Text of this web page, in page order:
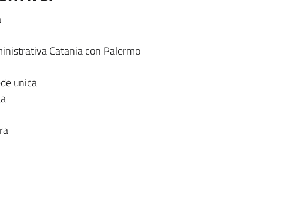
Catania con Palermo
unica